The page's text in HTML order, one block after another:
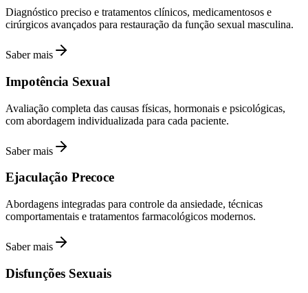
Diagnóstico preciso e tratamentos clínicos, medicamentosos e
cirúrgicos avançados para restauração da função sexual masculina.
Saber mais
Impotência Sexual
Avaliação completa das causas físicas, hormonais e psicológicas,
com abordagem individualizada para cada paciente.
Saber mais
Ejaculação Precoce
Abordagens integradas para controle da ansiedade, técnicas
comportamentais e tratamentos farmacológicos modernos.
Saber mais
Disfunções Sexuais